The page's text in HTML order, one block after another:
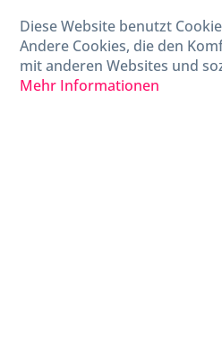
040-880 99
Mo-Fr, 09:00 - 15:00
Diese Website benutzt
Andere Cookies, die den
mit anderen Websites und
Mehr Informationen